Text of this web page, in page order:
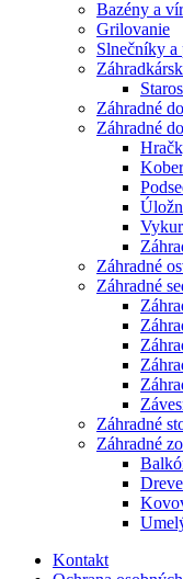
Bazény a
Grilovanie
Slnečníky
Záhradné
Záhradné
Záhradné
Záhradné
Záhradné
Záhradné
Kontakt